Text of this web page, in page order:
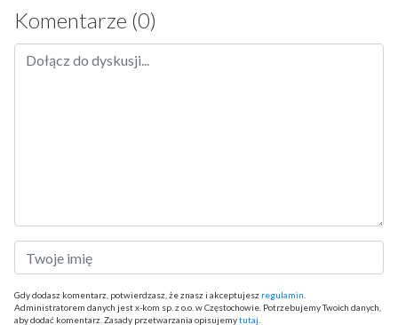
Komentarze (0)
Gdy dodasz komentarz, potwierdzasz, że znasz i akceptujesz regulamin.
Administratorem danych jest x-kom sp. z o.o. w Częstochowie. Potrzebujemy Twoich danych,
aby dodać komentarz. Zasady przetwarzania opisujemytutaj.